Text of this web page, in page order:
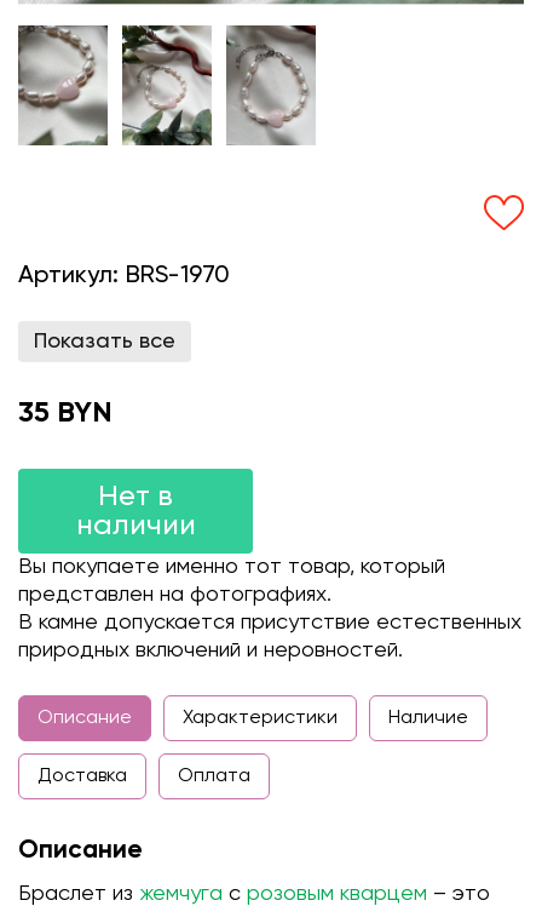
Артикул: BRS-1970
Показать все
35 BYN
Нет в
наличии
Вы покупаете именно тот товар, который
представлен на фотографиях.
В камне допускается присутствие естественных
природных включений и неровностей.
Описание Характеристики Наличие
Доставка Оплата
Описание
Браслет из жемчуга с розовым кварцем – это